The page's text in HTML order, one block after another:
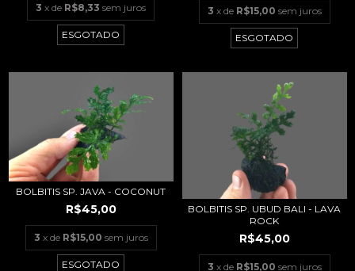
3 x de R$8,33 sem juros
ESGOTADO
3 x de R$15,00 sem juros
ESGOTADO
BOLBITIS SP. JAVA - COCONUT
R$45,00
3 x de R$15,00 sem juros
ESGOTADO
BOLBITIS SP. UBUD BALI - LAVA
ROCK
R$45,00
3 x de R$15,00 sem juros